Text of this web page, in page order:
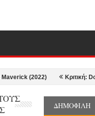
(2022) Κριτική: Doctor
ΔΗΜΟΦΙΛΗ